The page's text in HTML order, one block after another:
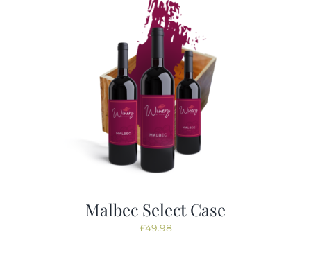
Malbec Select Case
£49.98